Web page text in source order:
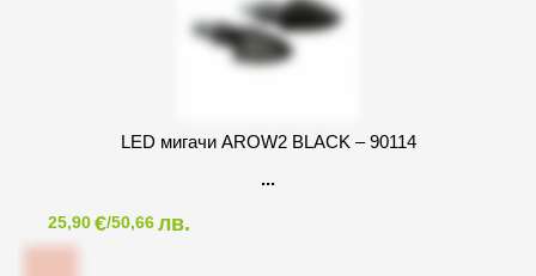
LED мигачи AROW2 BLACK – 90114
25,90€/50,66лв.